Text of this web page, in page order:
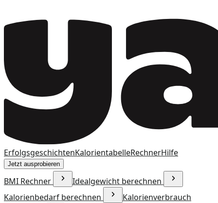
ErfolgsgeschichtenKalorientabelleRechnerHilfe
Jetzt ausprobieren
BMI Rechner
Idealgewicht berechnen
Kalorienbedarf berechnen
Kalorienverbrauch